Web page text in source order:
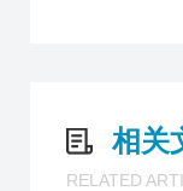
相关
RELATED